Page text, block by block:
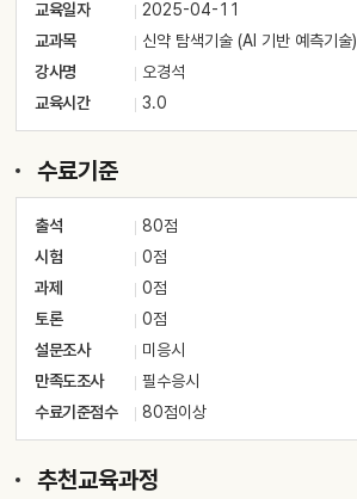
교육일자
2025-04-11
교과목
신약 탐색기술 (AI 기반 예측기술)
강사명
오경석
교육시간
3.0
수료기준
출석
80점
시험
0점
과제
0점
토론
0점
설문조사
미응시
만족도조사
필수응시
수료기준점수
80점이상
추천교육과정